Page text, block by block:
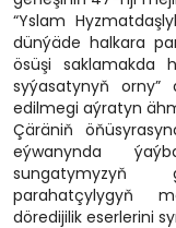
“Yslam
dünýäde halkara
ösüşi saklamakda
syýasatynyň orny”
edilmegi aýratyn
Çäräniň
eýwanynda
sungatymyzyň
parahatçylygyň
döredijilik eserlerini